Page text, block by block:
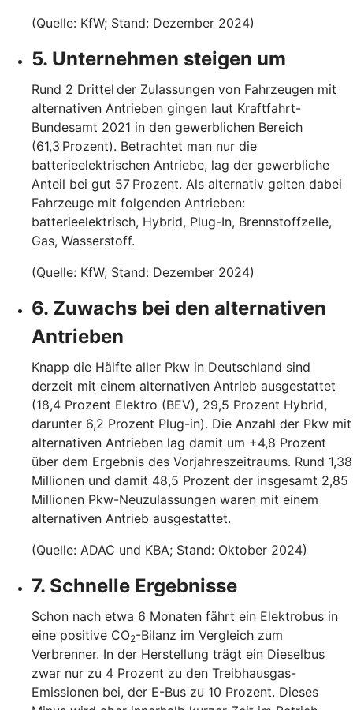
(Quelle: KfW; Stand: Dezember 2024)
5. Unternehmen steigen um
Rund 2 Drittel der Zulassungen von Fahrzeugen mit
alternativen Antrieben gingen laut Kraftfahrt-
Bundesamt 2021 in den gewerblichen Bereich
(61,3 Prozent). Betrachtet man nur die
batterieelektrischen Antriebe, lag der gewerbliche
Anteil bei gut 57 Prozent. Als alternativ gelten dabei
Fahrzeuge mit folgenden Antrieben:
batterieelektrisch, Hybrid, Plug-In, Brennstoffzelle,
Gas, Wasserstoff.
(Quelle: KfW; Stand: Dezember 2024)
6. Zuwachs bei den alternativen
Antrieben
Knapp die Hälfte aller Pkw in Deutschland sind
derzeit mit einem alternativen Antrieb ausgestattet
(18,4 Prozent Elektro (BEV), 29,5 Prozent Hybrid,
darunter 6,2 Prozent Plug-in). Die Anzahl der Pkw mit
alternativen Antrieben lag damit um +4,8 Prozent
über dem Ergebnis des Vorjahreszeitraums. Rund 1,38
Millionen und damit 48,5 Prozent der insgesamt 2,85
Millionen Pkw-Neuzulassungen waren mit einem
alternativen Antrieb ausgestattet.
(Quelle: ADAC und KBA; Stand: Oktober 2024)
7. Schnelle Ergebnisse
Schon nach etwa 6 Monaten fährt ein Elektrobus in
eine positive CO2-Bilanz im Vergleich zum
Verbrenner. In der Herstellung trägt ein Dieselbus
zwar nur zu 4 Prozent zu den Treibhausgas-
Emissionen bei, der E-Bus zu 10 Prozent. Dieses